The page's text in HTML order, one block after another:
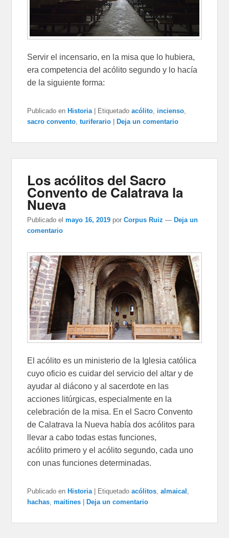
Servir el incensario, en la misa que lo hubiera,
era competencia del acólito segundo y lo hacía
de la siguiente forma:
Publicado en Historia | Etiquetado acólito incienso
sacro convento ,turiferario |Deja un comentario
Los acólitos del Sacro
Convento de Calatrava la
Nueva
Publicado el mayo 16, 2019 porCorpus Ruiz — Deja un
comentario
El acólito es un ministerio de la Iglesia católica
cuyo oficio es cuidar del servicio del altar y de
ayudar al diácono y al sacerdote en las
acciones litúrgicas, especialmente en la
celebración de la misa. En el Sacro Convento
de Calatrava la Nueva había dos acólitos para
llevar a cabo todas estas funciones,
acólito primero y el acólito segundo, cada uno
con unas funciones determinadas.
Publicado en Historia Etiquetado acólitos,almaical ,
hachas,maitines Deja un comentario